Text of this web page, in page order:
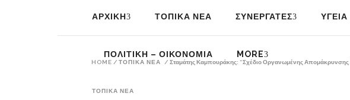
ΑΡΧΙΚΗ ΤΟΠΙΚΑ ΝΕΑ ΣΥΝΕΡΓΑΤΕΣ ΥΓΕΙΑ
ΠΟΛΙΤΙΚΗ – ΟΙΚΟΝΟΜΙΑ MORE
HOME / ΤΟΠΙΚΑ ΝΕΑ / Σταμάτης Καμπουράκης: “Σχέδιο Οργανωμένης
ΤΟΠΙΚΑ ΝΕΑ